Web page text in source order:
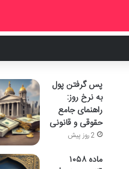
پس گرفتن پول
به نرخ روز:
راهنمای جامع
حقوقی و قانونی
2 روز پیش
ماده ۱۰۵۸